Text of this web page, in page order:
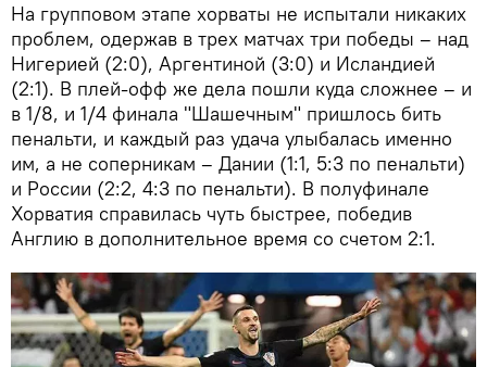
На групповом этапе хорваты не испытали никаких
проблем, одержав в трех матчах три победы – над
Нигерией (2:0), Аргентиной (3:0) и Исландией
(2:1). В плей-офф же дела пошли куда сложнее – и
в 1/8, и 1/4 финала "Шашечным" пришлось бить
пенальти, и каждый раз удача улыбалась именно
им, а не соперникам – Дании (1:1, 5:3 по пенальти)
и России (2:2, 4:3 по пенальти). В полуфинале
Хорватия справилась чуть быстрее, победив
Англию в дополнительное время со счетом 2:1.